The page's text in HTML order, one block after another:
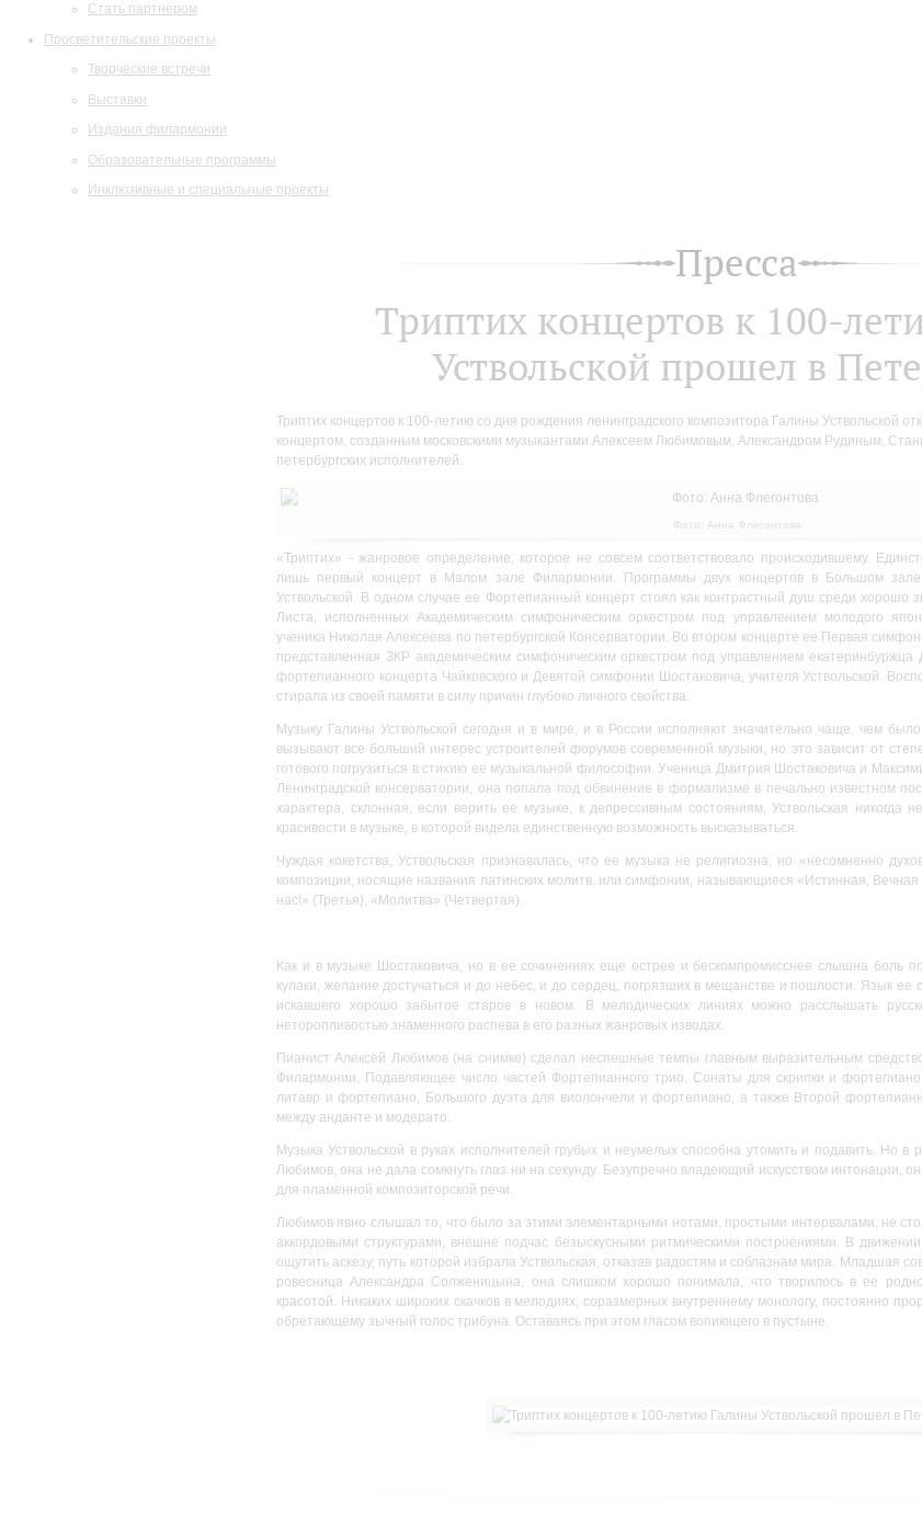
Стать партнером
Просветительские проекты
Творческие встречи
Выставки
Издания филармонии
Образовательные программы
Инклюзивные и специальные проекты
Пресса
Триптих концертов к 100-
Уствольской прошел в
Триптих концертов к 100-летию со дня рождения ленинградского композитора Галины Уствольской
концертом, созданным московскими музыкантами Алексеем Любимовым, Александром Рудиным,
петербургских исполнителей.
Фото: Анна Флегонтова
«Триптих» - жанровое определение, которое не совсем соответствовало происходившему.
лишь первый концерт в Малом зале Филармонии. Программы двух концертов в Большом
Уствольской. В одном случае ее Фортепианный концерт стоял как контрастный душ среди
Листа, исполненных Академическим симфоническим оркестром под управлением молодого
ученика Николая Алексеева по петербургской Консерватории. Во втором концерте ее Первая
представленная ЗКР академическим симфоническим оркестром под управлением
фортепианного концерта Чайковского и Девятой симфонии Шостаковича, учителя Уствольской.
стирала из своей памяти в силу причин глубоко личного свойства.
Музыку Галины Уствольской сегодня и в мире, и в России исполняют значительно чаще, чем
вызывают все больший интерес устроителей форумов современной музыки, но это зависит от
готового погрузиться в стихию ее музыкальной философии. Ученица Дмитрия Шостаковича и
Ленинградской консерватории, она попала под обвинение в формализме в печально известном
характера, склонная, если верить ее музыке, к депрессивным состояниям, Уствольская никогда
красивости в музыке, в которой видела единственную возможность высказываться.
Чуждая кокетства, Уствольская признавалась, что ее музыка не религиозна, но «несомненно
композиции, носящие названия латинских молитв, или симфонии, называющиеся «Истинная, Вечная
нас!» (Третья), «Молитва» (Четвертая).
Как и в музыке Шостаковича, но в ее сочинениях еще острее и бескомпромисснее слышна боль
кулаки, желание достучаться и до небес, и до сердец, погрязших в мещанстве и пошлости. Язык ее
искавшего хорошо забытое старое в новом. В мелодических линиях можно расслышать
неторопливостью знаменного распева в его разных жанровых изводах.
Пианист Алексей Любимов (на снимке) сделал неспешные темпы главным выразительным
Филармонии. Подавляющее число частей Фортепианного трио, Сонаты для скрипки и
литавр и фортепиано, Большого дуэта для виолончели и фортепиано, а также Второй
между анданте и модерато.
Музыка Уствольской в руках исполнителей грубых и неумелых способна утомить и подавить. Но в
Любимов, она не дала сомкнуть глаз ни на секунду. Безупречно владеющий искусством интонации,
для пламенной композиторской речи.
Любимов явно слышал то, что было за этими элементарными нотами, простыми интервалами, не
аккордовыми структурами, внешне подчас безыскусными ритмическими построениями. В
ощутить аскезу, путь которой избрала Уствольская, отказав радостям и соблазнам мира. Младшая
ровесница Александра Солженицына, она слишком хорошо понимала, что творилось в ее
красотой. Никаких широких скачков в мелодиях, соразмерных внутреннему монологу, постоянно
обретающему зычный голос трибуна. Оставаясь при этом гласом вопиющего в пустыне.